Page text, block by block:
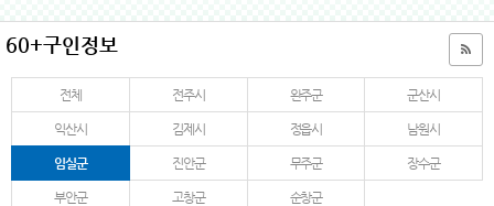
60+구인정보
전체 전주시 완주군 군산시
익산시 김제시 정읍시 남원시
임실군 진안군 무주군 장수군
부안군 고창군 순창군